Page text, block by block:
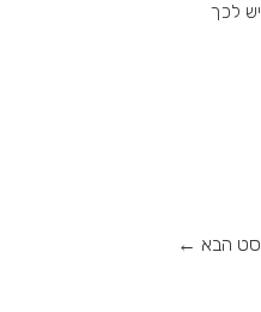
יש לכך
הבא ←